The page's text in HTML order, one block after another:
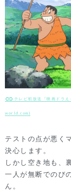
テレビ初放送『映画ドラ
world.com)
テストの点が悪く
決心します。
しかし空き地も、
一人が無断でのび
ん。